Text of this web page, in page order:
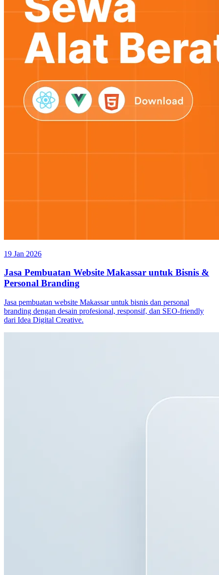
19 Jan 2026
Jasa Pembuatan Website Makassar untuk Bisnis &
Personal Branding
Jasa pembuatan website Makassar untuk bisnis dan personal
branding dengan desain profesional, responsif, dan SEO-friendly
dari Idea Digital Creative.